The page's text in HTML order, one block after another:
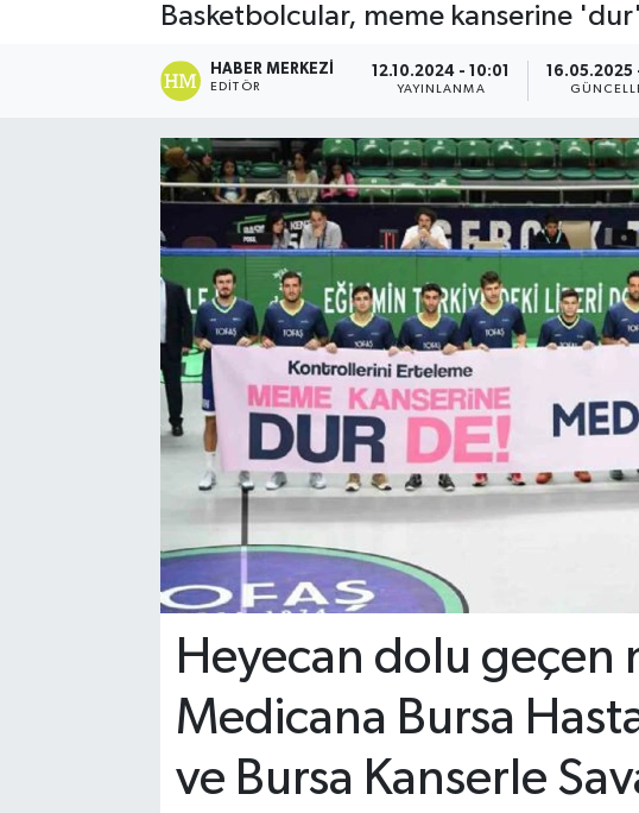
Basketbolcular, meme kanserine
HABER MERKEZI
EDITÖR
12.10.2024 - 10:01
YAYINLANMA
16.05.2025
Heyecan dolu geçen
Medicana Bursa
ve Bursa Kanserle
Son Dakika Haberleri
Haber Arşivi